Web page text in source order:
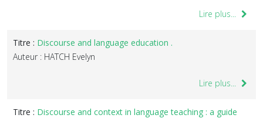
Lire plus...
Titre : Discourse and language education .
Auteur : HATCH Evelyn
Lire plus...
Titre : Discourse and context in language teaching : a guide